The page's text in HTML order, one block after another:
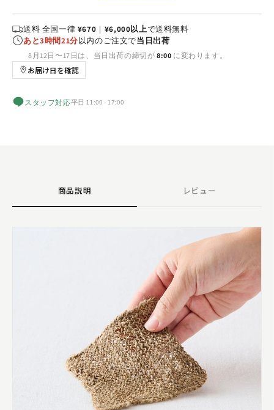
送料 全国一律 ¥670 ｜ ¥6,000以上で送料無料
あと3時間21分以内のご注文で当日出荷
8月12日〜17日は、当日出荷の締切が8:00 に変わります。
お届け日を確認
スタッフ対応平日 11:00 - 17:00
商品説明 レビュー